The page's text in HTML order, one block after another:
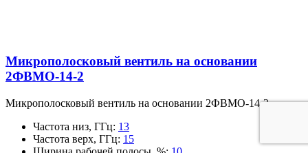
Микрополосковый вентиль на основании
2ФВМO-14-2
Микрополосковый вентиль на основании 2ФВМO-14-2
Частота низ, ГГц: 13
Частота верх, ГГц: 15